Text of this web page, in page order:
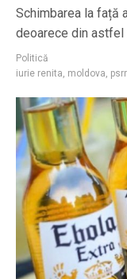
Schimbarea la față
deoarece din astfel
Politică
iurie renita, moldova,